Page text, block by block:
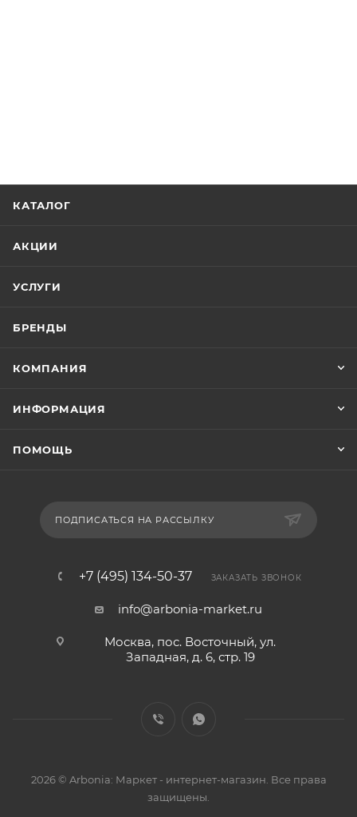
КАТАЛОГ
АКЦИИ
УСЛУГИ
БРЕНДЫ
КОМПАНИЯ
ИНФОРМАЦИЯ
ПОМОЩЬ
ПОДПИСАТЬСЯ НА РАССЫЛКУ
+7 (495) 134-50-37 ЗАКАЗАТЬ ЗВОНОК
info@arbonia-market.ru
Москва, пос. Восточный, ул.
Западная, д. 6, стр. 19
2026 © Arbonia: Маркет - интернет-магазин. Все права
защищены.